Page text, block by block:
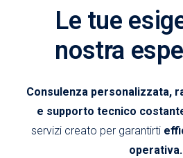
Le tue
nostra
Consulenza personalizzata,
e supporto tecnico
servizi creato per garantirti
operativa.